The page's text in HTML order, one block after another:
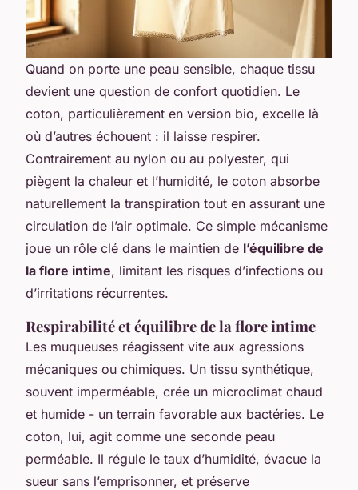
Quand on porte une peau sensible, chaque tissu
devient une question de confort quotidien. Le
coton, particulièrement en version bio, excelle là
où d’autres échouent : il laisse respirer.
Contrairement au nylon ou au polyester, qui
piègent la chaleur et l’humidité, le coton absorbe
naturellement la transpiration tout en assurant une
circulation de l’air optimale. Ce simple mécanisme
joue un rôle clé dans le maintien de l’équilibre de
la flore intime, limitant les risques d’infections ou
d’irritations récurrentes.
Respirabilité et équilibre de la flore intime
Les muqueuses réagissent vite aux agressions
mécaniques ou chimiques. Un tissu synthétique,
souvent imperméable, crée un microclimat chaud
et humide - un terrain favorable aux bactéries. Le
coton, lui, agit comme une seconde peau
perméable. Il régule le taux d’humidité, évacue la
sueur sans l’emprisonner, et préserve